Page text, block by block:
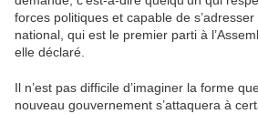
forces politiques et capable de
national, qui est le premier parti à
elle déclaré.
Il n’est pas difficile d’imaginer la forme
nouveau gouvernement s’attaquera à